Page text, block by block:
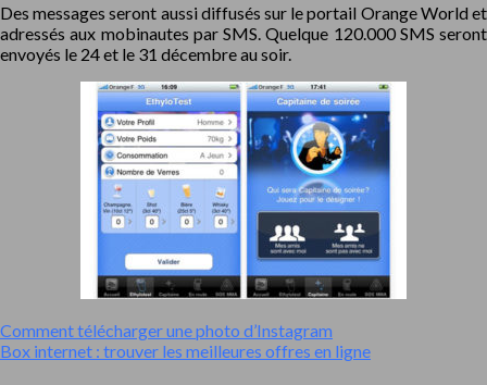
Des messages seront aussi diffusés sur le portail Orange World et
adressés aux mobinautes par SMS. Quelque 120.000 SMS seront
envoyés le 24 et le 31 décembre au soir.
Comment télécharger une photo d’Instagram
Box internet : trouver les meilleures offres en ligne